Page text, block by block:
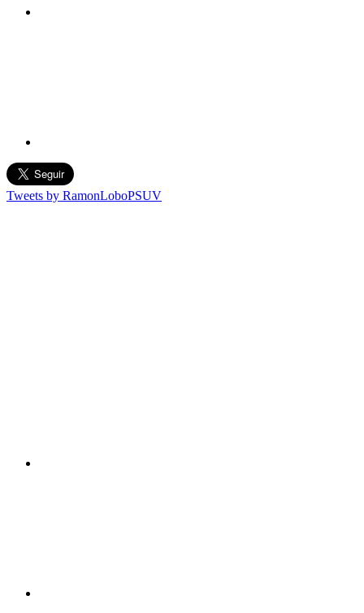
Tweets by RamonLoboPSUV